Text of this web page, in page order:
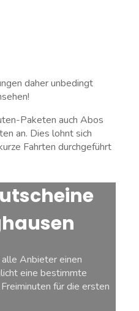
daher unbedingt
Paketen auch Abos
an. Dies lohnt sich
Fahrten durchgeführt
Anbieter einen
eine bestimmte
für die ersten